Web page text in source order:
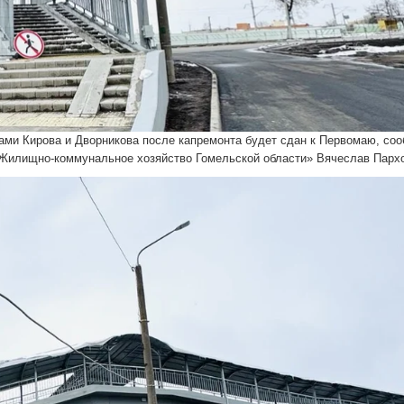
Кирова и Дворникова после капремонта будет сдан к Первомаю,
коммунальное хозяйство Гомельской области» Вячеслав